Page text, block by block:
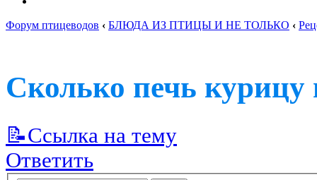
Форум птицеводов ‹ БЛЮДА ИЗ ПТИЦЫ И НЕ ТОЛЬКО ‹
Сколько печь курицу
📝Ссылка на тему
Ответить